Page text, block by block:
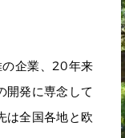
企業、20年来
開発に専念して
は全国各地と欧